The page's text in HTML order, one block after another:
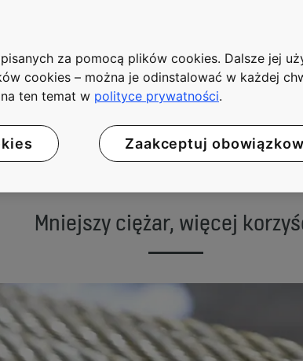
elementów wewnątrz szybu dla 500-
4 samochodów terenowych. Redukcja ta
poziom budynku za pomocą tylko jednego
jednego kilometra!
o 80% lżejsza niż konwencjonalna lina
wysokościowych
. Przekłada się to nie tylko na
o 11% całkowitego śladu węglowego w
Mniejszy ciężar, więcej
za pomocą plików cookies. Dalsze jej
cookies – można je odinstalować w każdej
ten temat w polityce prywatności.
Zaakceptuj